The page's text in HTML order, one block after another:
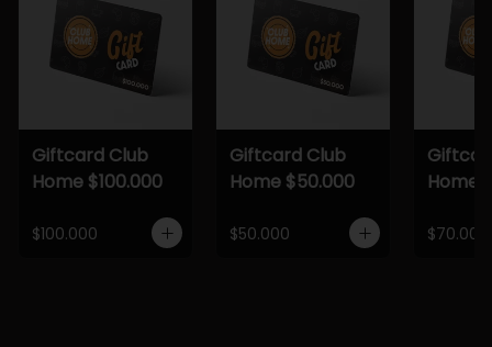
Giftcard Club
Home $100.000
$100.000
Giftcard Club
Home $50.000
$50.000
Home
$70.000